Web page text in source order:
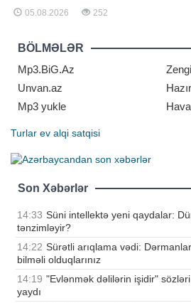
qarşı aqressiv davranış nümayiş
etdirirlər. Baytarlar bildirirlər ki,
səbəb dayanır. xarici mediaya
istinadən xəbər verir ki,
05.08.2026 252
BÖLMƏLƏR
Mp3.BiG.Az
Unvan.az
Mp3 yukle
Turlar ev alqi satqisi
Son Xəbərlər
14:33 Süni intellektə yeni qaydalar:
tənzimləyir?
14:22 Sürətli arıqlama vədi:
bilməli olduqlarınız
14:19 "Evlənmək dəlilərin işidir"
yaydı